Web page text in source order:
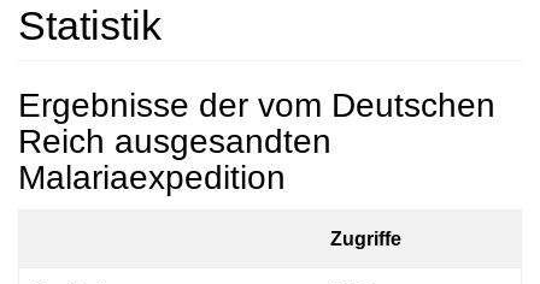
Statistik
Ergebnisse der vom Deutschen
Reich ausgesandten
Malariaexpedition
Zugriffe